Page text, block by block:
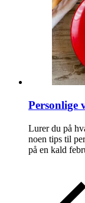
Personlige
Lurer du på
noen tips til
på en kald